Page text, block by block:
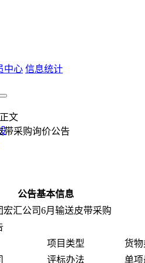
中心 信息统计
文
带采购询价公告
公告基本信息
宏汇公司6月输送皮带采购
项目类型
货物
评标办法
单项